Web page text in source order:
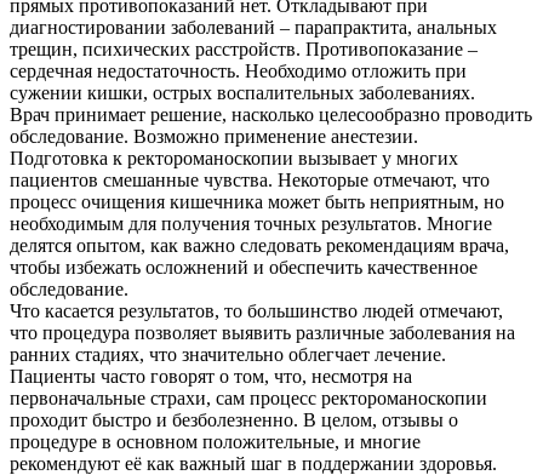
О нас
Услуги
Акции
Отзывы
Статьи
Контакты
прямых противопоказаний нет. Откладывают при
диагностировании заболеваний – парапрактита, анальных
трещин, психических расстройств. Противопоказание –
сердечная недостаточность. Необходимо отложить при
сужении кишки, острых воспалительных заболеваниях.
Врач принимает решение, насколько целесообразно проводить
обследование. Возможно применение анестезии.
Подготовка к ректороманоскопии вызывает у многих
пациентов смешанные чувства. Некоторые отмечают, что
процесс очищения кишечника может быть неприятным, но
необходимым для получения точных результатов. Многие
делятся опытом, как важно следовать рекомендациям врача,
чтобы избежать осложнений и обеспечить качественное
обследование.
Что касается результатов, то большинство людей отмечают,
что процедура позволяет выявить различные заболевания на
ранних стадиях, что значительно облегчает лечение.
Пациенты часто говорят о том, что, несмотря на
первоначальные страхи, сам процесс ректороманоскопии
проходит быстро и безболезненно. В целом, отзывы о
процедуре в основном положительные, и многие
рекомендуют её как важный шаг в поддержании здоровья.